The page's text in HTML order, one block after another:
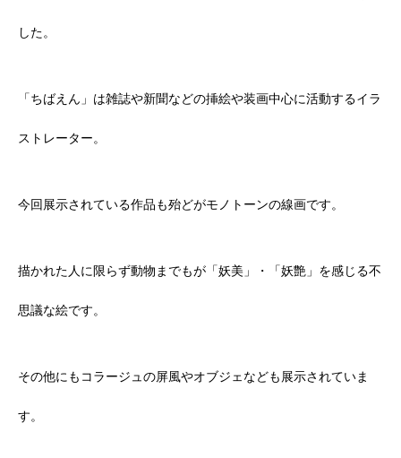
した。
「ちばえん」は雑誌や新聞などの挿絵や装画中心に活動するイラ
ストレーター。
今回展示されている作品も殆どがモノトーンの線画です。
描かれた人に限らず動物までもが「妖美」・「妖艶」を感じる不
思議な絵です。
その他にもコラージュの屏風やオブジェなども展示されていま
す。